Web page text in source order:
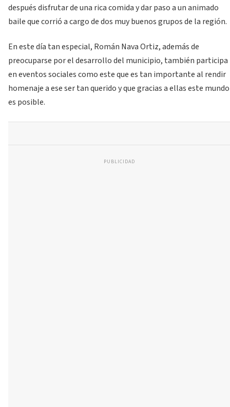
después disfrutar de una rica comida y dar paso a un animado
baile que corrió a cargo de dos muy buenos grupos de la región.
En este día tan especial, Román Nava Ortiz, además de
preocuparse por el desarrollo del municipio, también participa
en eventos sociales como este que es tan importante al rendir
homenaje a ese ser tan querido y que gracias a ellas este mundo
es posible.
PUBLICIDAD